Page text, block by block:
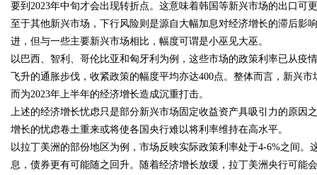
Bo
要到2023年中旬才会出现转折点。这意味着韩国等新兴市场的出口可
至于其他新兴市场，下行风险则是源自大幅加息对经济增长的滞后影
进，但与一些主要新兴市场相比，幅度可谓是小巫见大巫。
以巴西、智利、哥伦比亚和匈牙利为例，这些市场的政策利率已从疫
飞升的通胀步伐，收紧政策的幅度平均亦达400点。整体而言，新兴
而为2023年上半年的经济增长造成沉重打击。
上述的经济增长忧虑只是部分新兴市场固定收益资产具吸引力的原因
增长的忧虑卷土重来或将使各国央行难以将利率维持在高水平。
以拉丁美洲的部份地区为例，市场反映实际政策利率处于4-6%之间
息，债券更有可能随之回升。随着经济增长放缓，拉丁美洲央行可能